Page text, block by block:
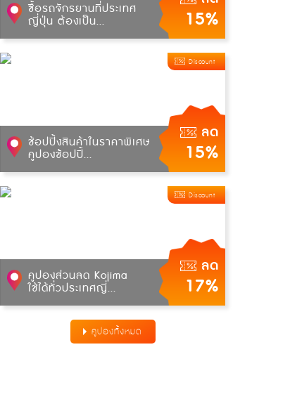
15%
ซื้อรถจักรยานที่ประเทศ
ญี่ปุ่น ต้องเป็น...
ลด
15%
Discount
ช้อปปิ้งสินค้าในราคาพิเศษ
คูปองช้อปปิ้...
ลด
17%
Discount
คูปองส่วนลด Kojima
ใช้ได้ทั่วประเทศญี่...
คูปองทั้งหมด